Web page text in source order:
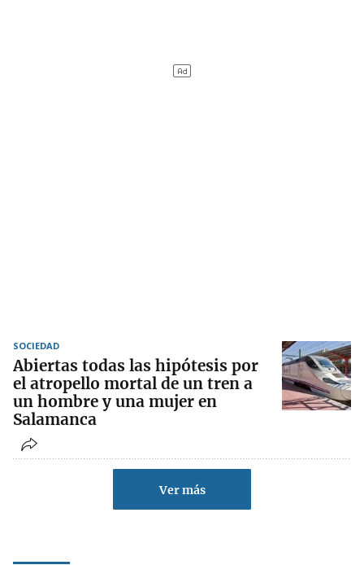
SOCIEDAD
Abiertas todas las hipótesis por
el atropello mortal de un tren a
un hombre y una mujer en
Salamanca
Ver más